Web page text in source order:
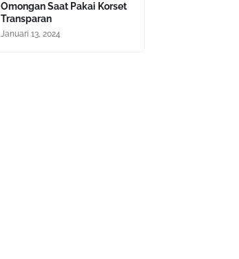
Omongan Saat Pakai Korset
Transparan
Januari 13, 2024